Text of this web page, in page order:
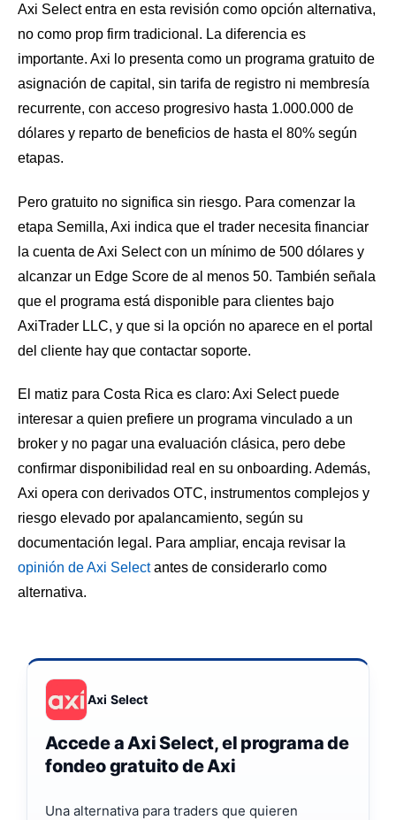
Axi Select entra en esta revisión como opción alternativa,
no como prop firm tradicional. La diferencia es
importante. Axi lo presenta como un programa gratuito de
asignación de capital, sin tarifa de registro ni membresía
recurrente, con acceso progresivo hasta 1.000.000 de
dólares y reparto de beneficios de hasta el 80% según
etapas.
Pero gratuito no significa sin riesgo. Para comenzar la
etapa Semilla, Axi indica que el trader necesita financiar
la cuenta de Axi Select con un mínimo de 500 dólares y
alcanzar un Edge Score de al menos 50. También señala
que el programa está disponible para clientes bajo
AxiTrader LLC, y que si la opción no aparece en el portal
del cliente hay que contactar soporte.
El matiz para Costa Rica es claro: Axi Select puede
interesar a quien prefiere un programa vinculado a un
broker y no pagar una evaluación clásica, pero debe
confirmar disponibilidad real en su onboarding. Además,
Axi opera con derivados OTC, instrumentos complejos y
riesgo elevado por apalancamiento, según su
documentación legal. Para ampliar, encaja revisar la
opinión de Axi Selectantes de considerarlo como
alternativa.
Axi Select
Accede a Axi Select, el programa de
fondeo gratuito de Axi
Una alternativa para traders que quieren